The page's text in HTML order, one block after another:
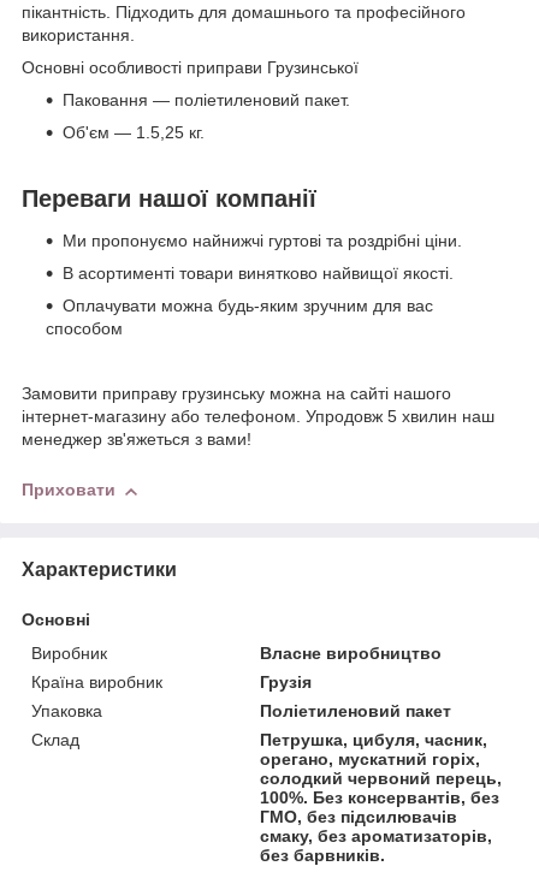
пікантність. Підходить для домашнього та професійного
використання.
Основні особливості приправи Грузинської
Паковання — поліетиленовий пакет.
Об'єм — 1.5,25 кг.
Переваги нашої компанії
Ми пропонуємо найнижчі гуртові та роздрібні ціни.
В асортименті товари винятково найвищої якості.
Оплачувати можна будь-яким зручним для вас
способом
Замовити приправу грузинську можна на сайті нашого
інтернет-магазину або телефоном. Упродовж 5 хвилин наш
менеджер зв'яжеться з вами!
Приховати
Характеристики
Основні
Виробник
Власне виробництво
Країна виробник
Грузія
Упаковка
Поліетиленовий пакет
Склад
Петрушка, цибуля, часник,
орегано, мускатний горіх,
солодкий червоний перець,
100%. Без консервантів, без
ГМО, без підсилювачів
смаку, без ароматизаторів,
без барвників.